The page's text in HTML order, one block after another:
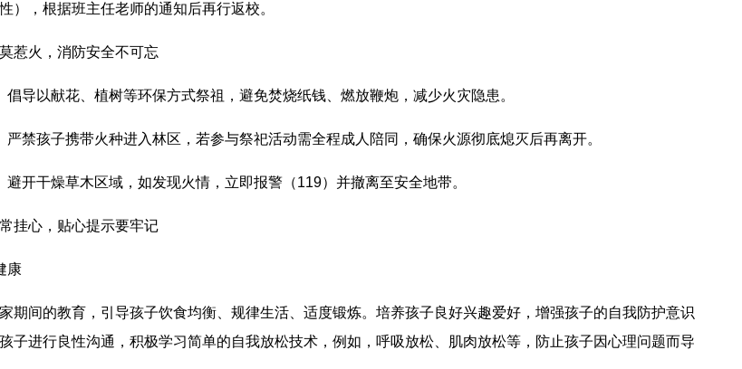
），根据班主任老师的通知后再行返校。
惹火，消防安全不可忘
倡导以献花、植树等环保方式祭祖，避免焚烧纸钱、燃放鞭炮，减少火灾隐患。
严禁孩子携带火种进入林区，若参与祭祀活动需全程成人陪同，确保火源彻底熄灭后再离开。
避开干燥草木区域，如发现火情，立即报警（119）并撤离至安全地带。
挂心，贴心提示要牢记
康
期间的教育，引导孩子饮食均衡、规律生活、适度锻炼。培养孩子良好兴趣爱好，增强孩子的自我防护意识
子进行良性沟通，积极学习简单的自我放松技术，例如，呼吸放松、肌肉放松等，防止孩子因心理问题而导